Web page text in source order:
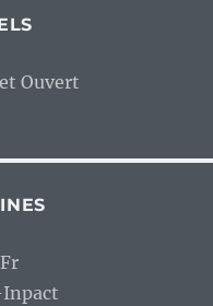
Ouvert